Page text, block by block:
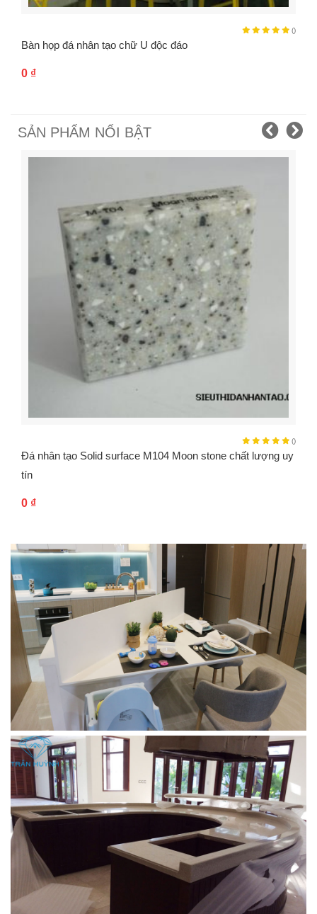
()
Bàn họp đá nhân tạo chữ U độc đáo
0 ₫
SẢN PHẨM NỔI BẬT
()
Đá nhân tạo Solid surface M104 Moon stone chất lượng uy
tín
0 ₫